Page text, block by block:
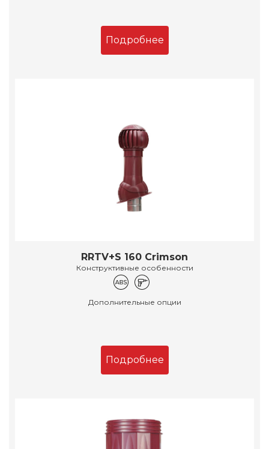
Подробнее
RRTV+S 160 Crimson
Конструктивные особенности
Дополнительные опции
Подробнее